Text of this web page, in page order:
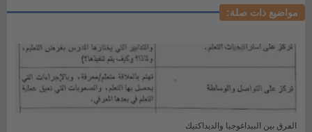
مواضيع ذات صلة:
الفرق بين البيداغوجيا والديداكتيك